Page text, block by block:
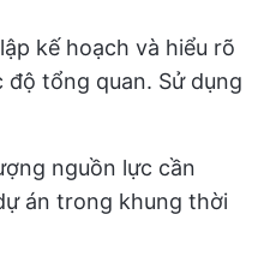
kế hoạch và hiểu rõ
tổng quan. Sử dụng
nguồn lực cần
án trong khung thời